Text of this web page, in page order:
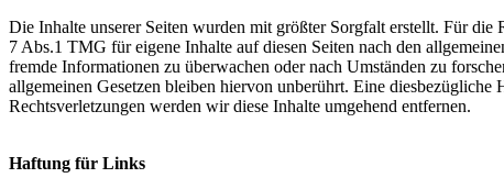
Die Inhalte unserer Seiten wurden mit größter Sorgfalt erstellt. Für
7 Abs.1 TMG für eigene Inhalte auf diesen Seiten nach den
fremde Informationen zu überwachen oder nach Umständen zu
allgemeinen Gesetzen bleiben hiervon unberührt. Eine
Rechtsverletzungen werden wir diese Inhalte umgehend entfernen.
Haftung für Links